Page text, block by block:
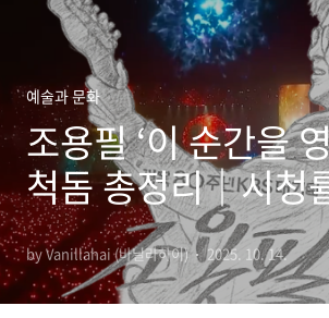
예술과 문화
조용필 ‘이 순간을
척돔 총정리│시청
튜브 급상승 + 전국
예매(부산·대구·인
by Vanillahai (바닐라하이) 2025. 10. 14.